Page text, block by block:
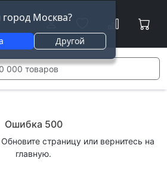
Москва?
Другой
Ошибка 500
страницу или вернитесь на
главную.